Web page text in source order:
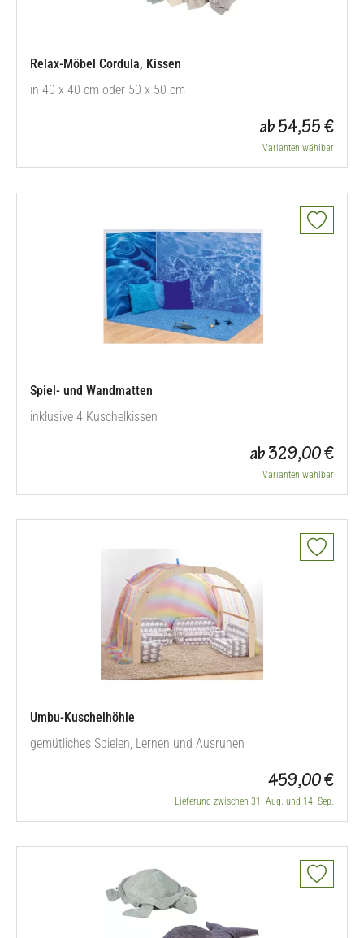
Relax-Möbel Cordula, Kissen
in 40 x 40 cm oder 50 x 50 cm
ab 54,55 €
Varianten wählbar
Spiel- und Wandmatten
inklusive 4 Kuschelkissen
ab 329,00 €
Varianten wählbar
Umbu-Kuschelhöhle
gemütliches Spielen, Lernen und Ausruhen
459,00 €
Lieferung zwischen 31. Aug. und 14. Sep.